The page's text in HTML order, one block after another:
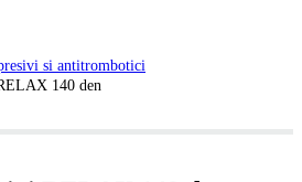
si antitrombotici
140 den